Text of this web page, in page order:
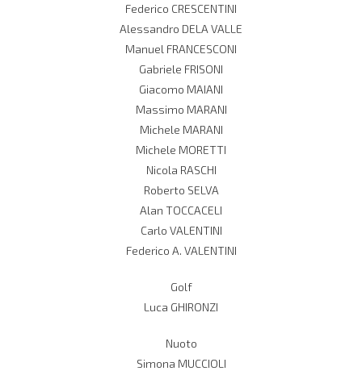
Federico CRESCENTINI
Alessandro DELA VALLE
Manuel FRANCESCONI
Gabriele FRISONI
Giacomo MAIANI
Massimo MARANI
Michele MARANI
Michele MORETTI
Nicola RASCHI
Roberto SELVA
Alan TOCCACELI
Carlo VALENTINI
Federico A. VALENTINI
Golf
Luca GHIRONZI
Nuoto
Simona MUCCIOLI